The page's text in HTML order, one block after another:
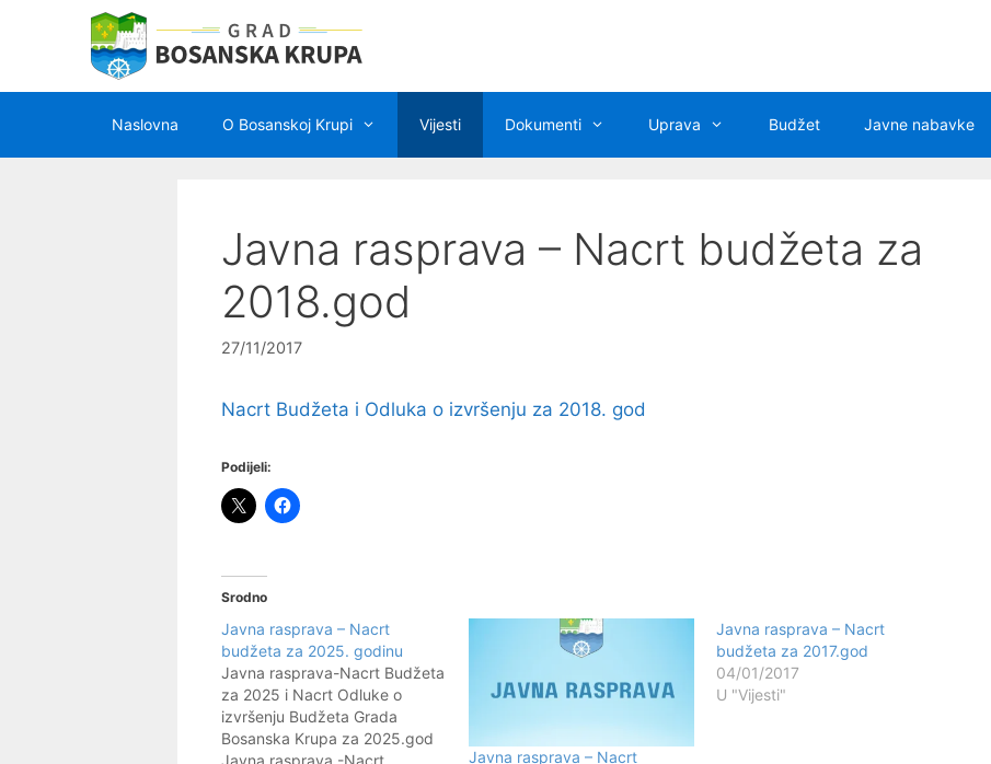
Naslovna O Bosanskoj Krupi Vijesti Dokumenti Uprava Budžet Javne nabavke
Javna rasprava – Nacrt budžeta za
2018.god
27/11/2017
Nacrt Budžeta i Odluka o izvršenju za 2018. god
Podijeli:
Srodno
Javna rasprava – Nacrt
budžeta za 2025. godinu
Javna rasprava-Nacrt Budžeta
za 2025 i Nacrt Odluke o
izvršenju Budžeta Grada
Bosanska Krupa za 2025.god
Javna rasprava -Nacrt
Javna rasprava – Nacrt
Javna rasprava – Nacrt
budžeta za 2017.god
04/01/2017
U "Vijesti"